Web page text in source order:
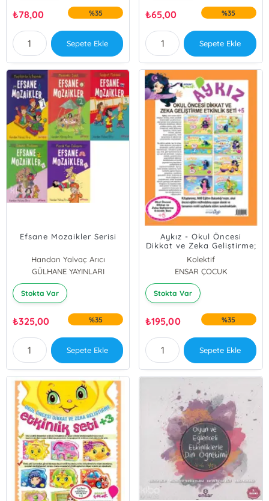
₺78,00 %35
Sepete Ekle
₺65,00 %35
Sepete Ekle
Efsane Mozaikler Serisi
Handan Yalvaç Arıcı
GÜLHANE YAYINLARI
Stokta Var
₺325,00 %35
Sepete Ekle
Aykız - Okul Öncesi
Dikkat ve Zeka Geliştirme;
Etkinlik Seti + 5
Kolektif
ENSAR ÇOCUK
Stokta Var
₺195,00 %35
Sepete Ekle